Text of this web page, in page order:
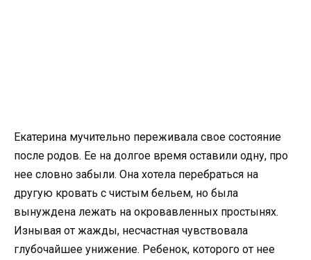
Екатерина мучительно переживала свое состояние
после родов. Ее на долгое время оставили одну, про
нее словно забыли. Она хотела перебраться на
другую кровать с чистым бельем, но была
вынуждена лежать на окровавленных простынях.
Изнывая от жажды, несчастная чувствовала
глубочайшее унижение. Ребенок, которого от нее